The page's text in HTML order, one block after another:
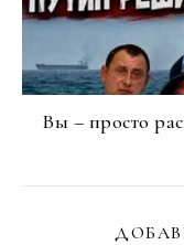
Вы – просто